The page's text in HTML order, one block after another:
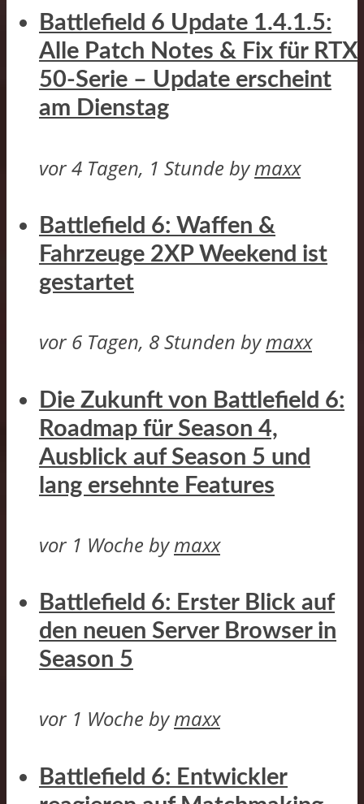
Battlefield 6 Update 1.4.1.5:
Alle Patch Notes & Fix für RTX
50-Serie – Update erscheint
am Dienstag
vor 4 Tagen, 1 Stunde bymaxx
Battlefield 6: Waffen &
Fahrzeuge 2XP Weekend ist
gestartet
vor 6 Tagen, 8 Stunden bymaxx
Die Zukunft von Battlefield 6:
Roadmap für Season 4,
Ausblick auf Season 5 und
lang ersehnte Features
vor 1 Woche bymaxx
Battlefield 6: Erster Blick auf
den neuen Server Browser in
Season 5
vor 1 Woche bymaxx
Battlefield 6: Entwickler